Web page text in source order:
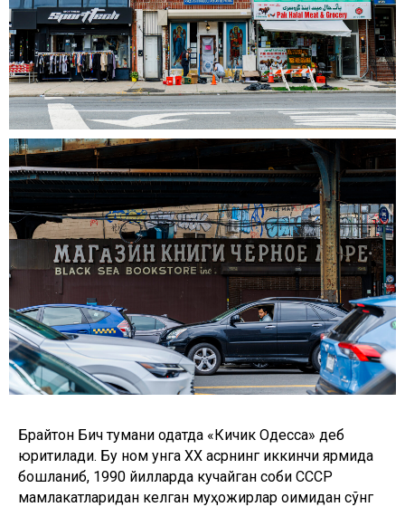
Брайтон Бич тумани одатда «Кичик Одесса» деб
юритилади. Бу ном унга XX асрнинг иккинчи ярмида
бошланиб, 1990 йилларда кучайган собиқ СССР
мамлакатларидан келган муҳожирлар оқимидан сўнг